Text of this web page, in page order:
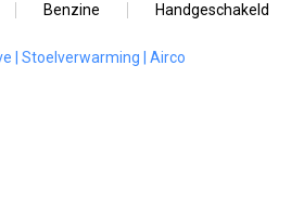
Benzine Handgeschakeld